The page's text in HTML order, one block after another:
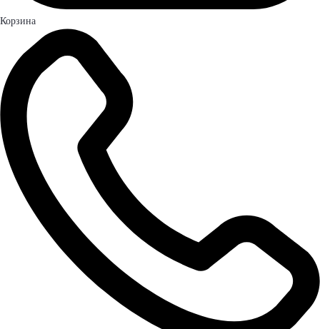
Корзина